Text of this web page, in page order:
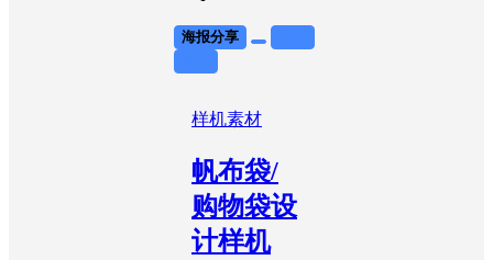
海报分享
样机素材
帆布袋/
购物袋设
计样机